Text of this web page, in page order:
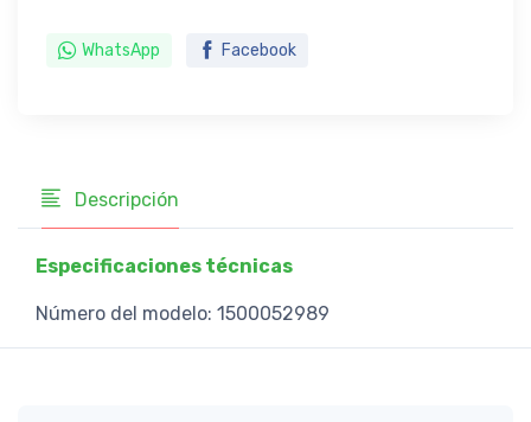
WhatsApp Facebook
Descripción
Especificaciones técnicas
Número del modelo: 1500052989